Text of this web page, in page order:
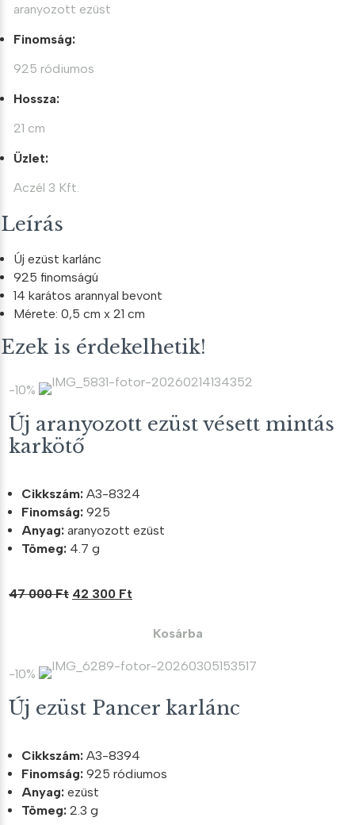
aranyozott ezüst
Finomság:
925 ródiumos
Hossza:
21 cm
Üzlet:
Aczél 3 Kft.
Leírás
Új ezüst karlánc
925 finomságú
14 karátos arannyal bevont
Mérete: 0,5 cm x 21 cm
Ezek is érdekelhetik!
-10%
Új aranyozott ezüst vésett mintás
karkötő
Cikkszám: A3-8324
Finomság: 925
Anyag: aranyozott ezüst
Tömeg: 4.7 g
47 000Ft Original
000 Ft.
42 300 Ft
300 Ft.
Kosárba
-10%
Új ezüst Pancer karlánc
Cikkszám: A3-8394
Finomság: 925 ródiumos
Anyag: ezüst
Tömeg: 2.3 g